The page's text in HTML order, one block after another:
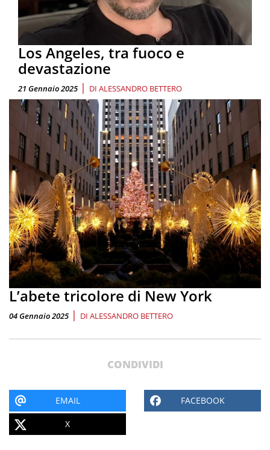
Los Angeles, tra fuoco e
devastazione
21 Gennaio 2025 | DI ALESSANDRO BETTERO
L’abete tricolore di New York
04 Gennaio 2025 | DI ALESSANDRO BETTERO
CONDIVIDI
EMAIL FACEBOOK
X